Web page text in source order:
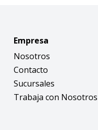
Empresa
Nosotros
Contacto
Sucursales
Trabaja con Nosotros